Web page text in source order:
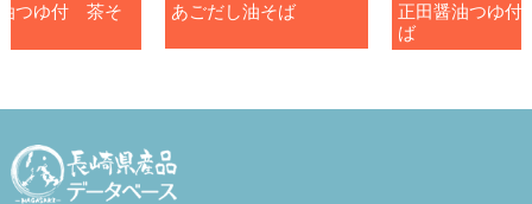
つゆ付 茶そ あごだし油そば
正田醤油つゆ
ば